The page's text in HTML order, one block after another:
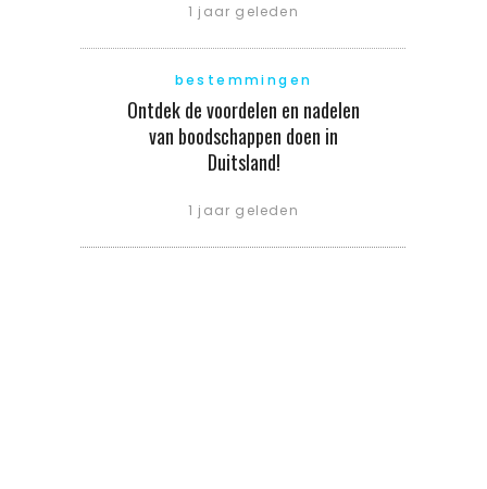
1 jaar geleden
bestemmingen
Ontdek de voordelen en nadelen
van boodschappen doen in
Duitsland!
1 jaar geleden